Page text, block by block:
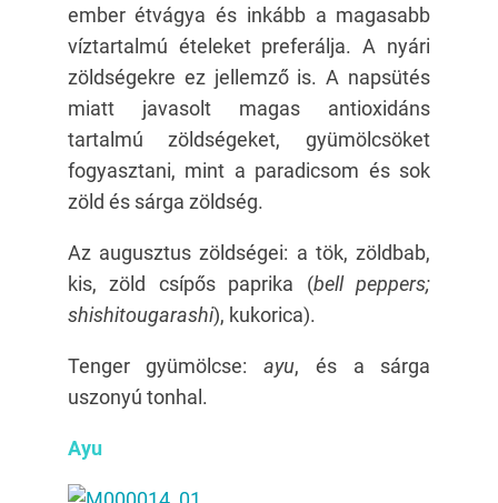
ember étvágya és inkább a magasabb
víztartalmú ételeket preferálja. A nyári
zöldségekre ez jellemző is. A napsütés
miatt javasolt magas antioxidáns
tartalmú zöldségeket, gyümölcsöket
fogyasztani, mint a paradicsom és sok
zöld és sárga zöldség.
Az augusztus zöldségei: a tök, zöldbab,
kis, zöld csípős paprika (bell peppers;
shishitougarashi), kukorica).
Tenger gyümölcse:ayu, és a sárga
uszonyú tonhal.
Ayu